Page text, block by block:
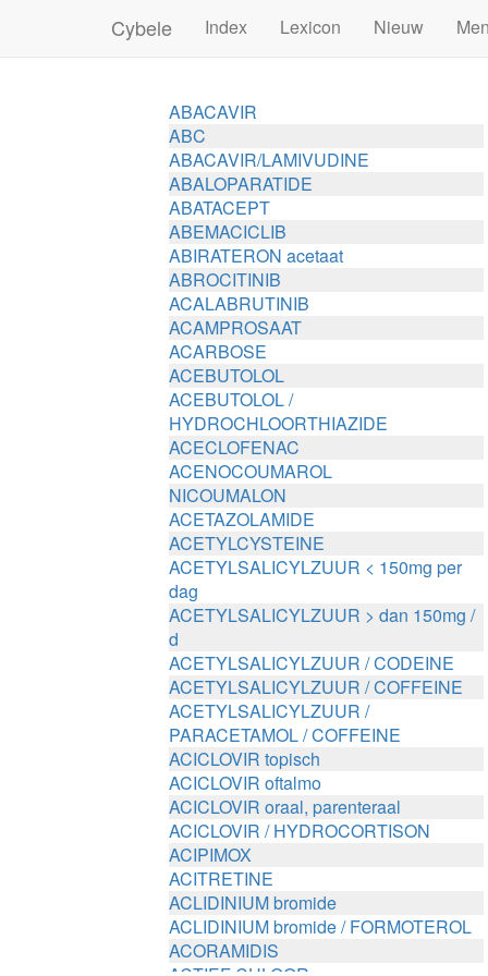
Cybele Index Lexicon Nieuw
ABACAVIR
ABC
ABACAVIR/LAMIVUDINE
ABALOPARATIDE
ABATACEPT
ABEMACICLIB
ABIRATERON acetaat
ABROCITINIB
ACALABRUTINIB
ACAMPROSAAT
ACARBOSE
ACEBUTOLOL
ACEBUTOLOL /
HYDROCHLOORTHIAZIDE
ACECLOFENAC
ACENOCOUMAROL
NICOUMALON
ACETAZOLAMIDE
ACETYLCYSTEINE
ACETYLSALICYLZUUR < 150mg per
dag
ACETYLSALICYLZUUR > dan 150mg /
d
ACETYLSALICYLZUUR / CODEINE
ACETYLSALICYLZUUR / COFFEINE
ACETYLSALICYLZUUR /
PARACETAMOL / COFFEINE
ACICLOVIR topisch
ACICLOVIR oftalmo
ACICLOVIR oraal, parenteraal
ACICLOVIR / HYDROCORTISON
ACIPIMOX
ACITRETINE
ACLIDINIUM bromide
ACLIDINIUM bromide / FORMOTEROL
ACORAMIDIS